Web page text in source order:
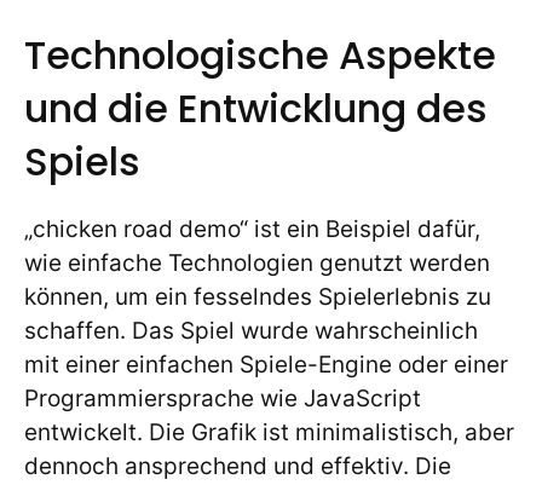
Technologische Aspekte
und die Entwicklung des
Spiels
„chicken road demo“ ist ein Beispiel dafür,
wie einfache Technologien genutzt werden
können, um ein fesselndes Spielerlebnis zu
schaffen. Das Spiel wurde wahrscheinlich
mit einer einfachen Spiele-Engine oder einer
Programmiersprache wie JavaScript
entwickelt. Die Grafik ist minimalistisch, aber
dennoch ansprechend und effektiv. Die